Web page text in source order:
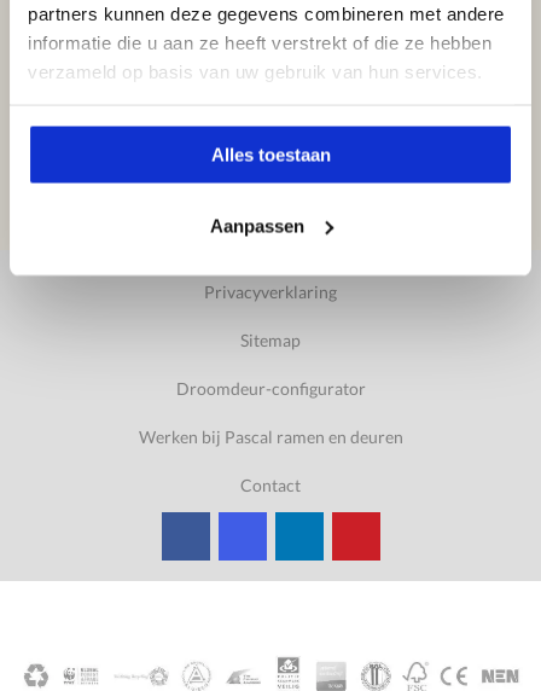
partners kunnen deze gegevens combineren met andere
informatie die u aan ze heeft verstrekt of die ze hebben
verzameld op basis van uw gebruik van hun services.
Alles toestaan
Aanpassen
Privacyverklaring
Sitemap
Droomdeur-configurator
Werken bij Pascal ramen en deuren
Contact